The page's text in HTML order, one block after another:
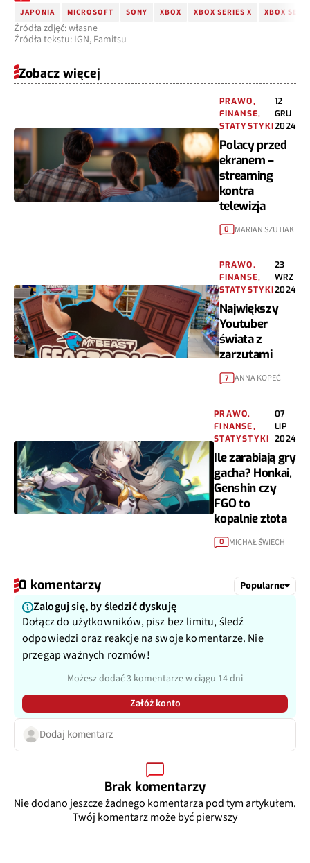
JAPONIA MICROSOFT SONY XBOX XBOX SERIES X XBOX
Źródła zdjęć: własne
Źródła tekstu: IGN, Famitsu
Zobacz więcej
PRAWO,
FINANSE,
STATYSTYKI
12
GRU
2024
Polacy przed
ekranem –
streaming
kontra
telewizja
0 MARIAN SZUTIAK
PRAWO,
FINANSE,
STATYSTYKI
23
WRZ
2024
Największy
Youtuber
świata z
zarzutami
7 ANNA KOPEĆ
PRAWO,
FINANSE,
STATYSTYKI
07
LIP
2024
Ile zarabiają gry
gacha? Honkai,
Genshin czy
FGO to
kopalnie złota
0 MICHAŁ ŚWIECH
0 komentarzy Popularne
Zaloguj się, by śledzić dyskuję
Dołącz do użytkowników, pisz bez limitu, śledź
odpowiedzi oraz reakcje na swoje komentarze. Nie
przegap ważnych rozmów!
Możesz dodać 3 komentarze w ciągu 14 dni
Załóż konto
Dodaj komentarz
Brak komentarzy
Nie dodano jeszcze żadnego komentarza pod tym artykułem.
Twój komentarz może być pierwszy